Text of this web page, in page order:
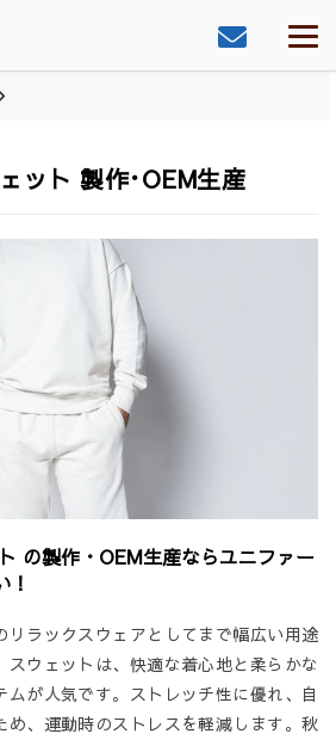
ット 製作･OEM生産
の製作・OEM生産ならユニファー
リラックスウェアとしてまで幅広い用途
スウェットは、快適な着心地と柔らかな
が人気です。ストレッチ性に優れ、自
め、運動時のストレスを軽減します。秋